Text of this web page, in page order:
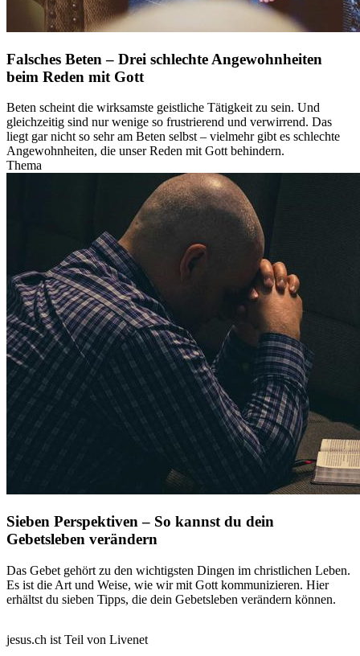
Falsches Beten – Drei schlechte Angewohnheiten
beim Reden mit Gott
Beten scheint die wirksamste geistliche Tätigkeit zu sein. Und
gleichzeitig sind nur wenige so frustrierend und verwirrend. Das
liegt gar nicht so sehr am Beten selbst – vielmehr gibt es schlechte
Angewohnheiten, die unser Reden mit Gott behindern.
Thema
Sieben Perspektiven – So kannst du dein
Gebetsleben verändern
Das Gebet gehört zu den wichtigsten Dingen im christlichen Leben.
Es ist die Art und Weise, wie wir mit Gott kommunizieren. Hier
erhältst du sieben Tipps, die dein Gebetsleben verändern können.
jesus.ch ist Teil von Livenet